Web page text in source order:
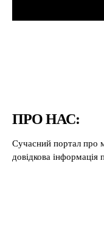
ПРО НАС:
Сучасний портал про
довідкова інформація